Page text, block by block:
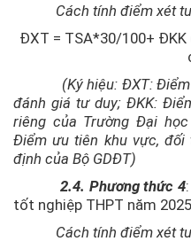
Cách tính điểm xét
ĐXT = TSA*30/100+
(Ký hiệu: ĐXT: Điểm
đánh giá tư duy; ĐKK:
riêng của Trường Đại
Điểm ưu tiên khu vực,
định của Bộ GDĐT)
2.4. Phương thức 4
tốt nghiệp THPT năm
Cách tính điểm xét